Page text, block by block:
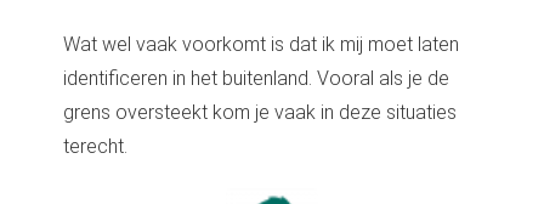
Wat wel vaak voorkomt is dat ik mij moet laten
identificeren in het buitenland. Vooral als je de
grens oversteekt kom je vaak in deze situaties
terecht.